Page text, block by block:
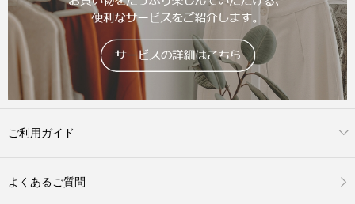
ご利用ガイド
よくあるご質問